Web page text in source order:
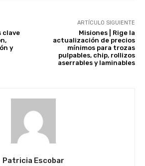
clave
y
ARTÍCULO SIGUIENTE
Misiones | Rige la
actualización de precios
mínimos para trozas
pulpables, chip, rollizos
aserrables y laminables
Patricia Escobar